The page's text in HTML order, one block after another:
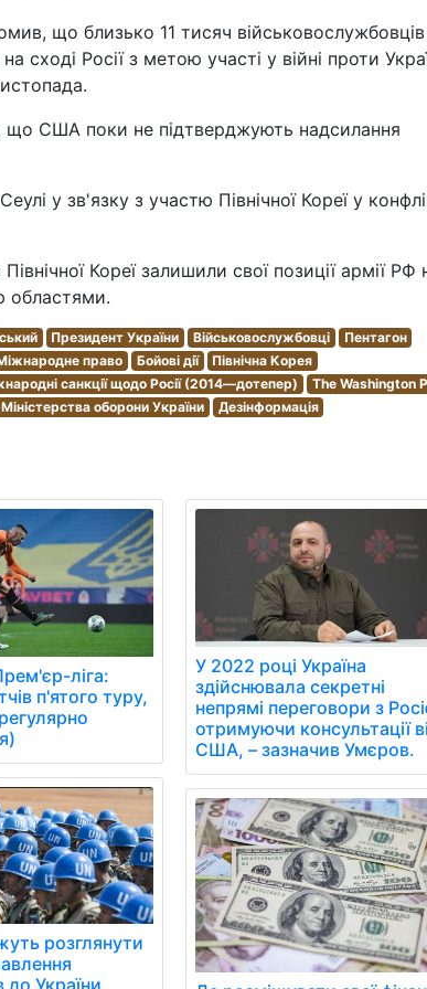
що близько 11 тисяч
сході Росії з метою участі у війні проти
що США поки не підтверджують надсилання
у зв'язку з участю Північної Кореї у
Кореї залишили свої позиції армії РФ
областями.
Президент України Військовослужбовці
Пентагон
право Бойові дії
Північна Корея
санкції щодо Росії (2014—дотепер)
The Washington
оборони України
Дезінформація
ліга:
п'ятого туру,
розглянути
У 2022 році Україна
здійснювала секретні
непрямі переговори з
отримуючи консультації
США, – зазначив Умєров.